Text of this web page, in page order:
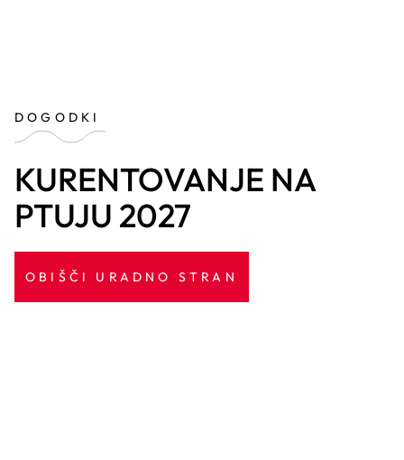
DOGODKI
KURENTOVANJE NA
PTUJU 2027
OBIŠČI URADNO STRAN